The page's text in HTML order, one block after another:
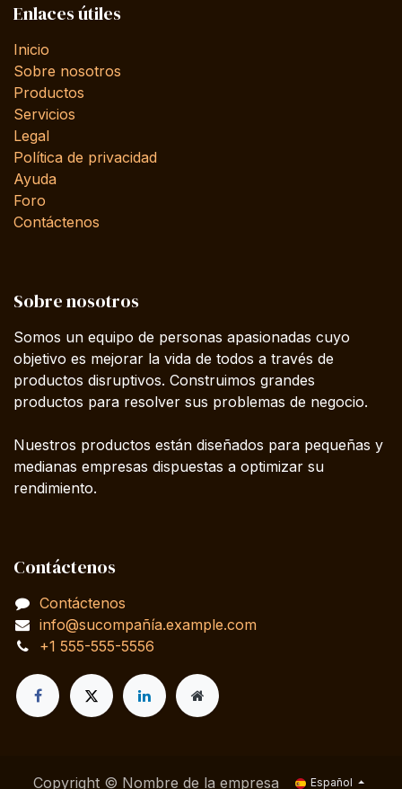
Enlaces útiles
Inicio
Sobre nosotros
Productos
Servicios
Legal
Política de privacidad
Ayuda
Foro
Contáctenos
Sobre nosotros
Somos un equipo de personas apasionadas cuyo
objetivo es mejorar la vida de todos a través de
productos disruptivos. Construimos grandes
productos para resolver sus problemas de negocio.
Nuestros productos están diseñados para pequeñas y
medianas empresas dispuestas a optimizar su
rendimiento.
Contáctenos
Contáctenos
info@sucompañía.example.com
+1 555-555-5556
Copyright © Nombre de la empresa Español